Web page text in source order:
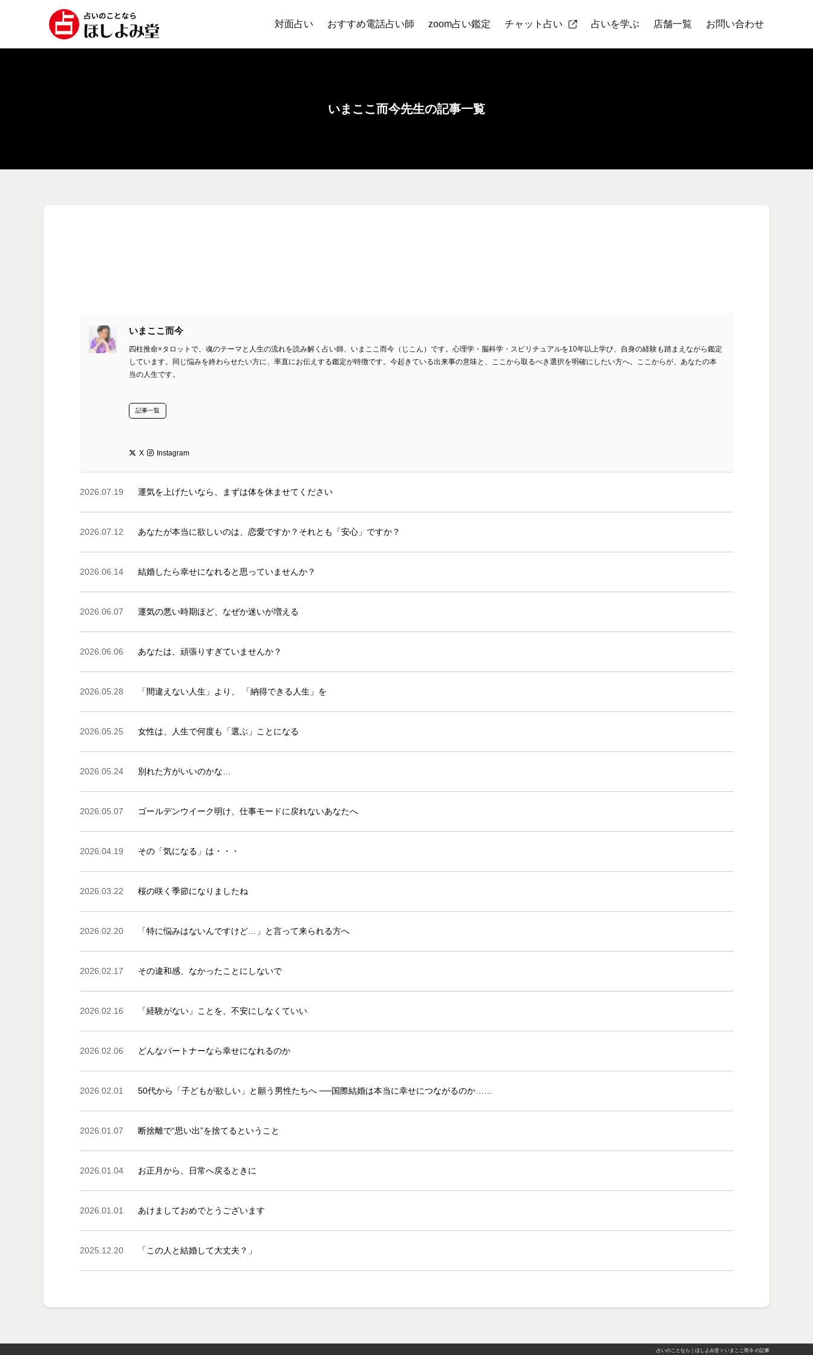
対面占い おすすめ電話占い師 zoom占い鑑定 チャット占い 占いを学ぶ 店舗一覧 お問い合わせ
いまここ而今先生の記事一覧
いまここ而今
四柱推命×タロットで、魂のテーマと人生の流れを読み解く占い師、いまここ而今（じこん）です。心理学・脳科学・スピリチュアルを10年以上学び、自身の経験も踏まえながら鑑定
しています。同じ悩みを終わらせたい方に、率直にお伝えする鑑定が特徴です。今起きている出来事の意味と、ここから取るべき選択を明確にしたい方へ。ここからが、あなたの本
当の人生です。
記事一覧
X Instagram
2026.07.19 運気を上げたいなら、まずは体を休ませてください
2026.07.12 あなたが本当に欲しいのは、恋愛ですか？それとも「安心」ですか？
2026.06.14 結婚したら幸せになれると思っていませんか？
2026.06.07 運気の悪い時期ほど、なぜか迷いが増える
2026.06.06 あなたは、頑張りすぎていませんか？
2026.05.28 「間違えない人生」より、 「納得できる人生」を
2026.05.25 女性は、人生で何度も「選ぶ」ことになる
2026.05.24 別れた方がいいのかな…
2026.05.07 ゴールデンウイーク明け、仕事モードに戻れないあなたへ
2026.04.19 その「気になる」は・・・
2026.03.22 桜の咲く季節になりましたね
2026.02.20 「特に悩みはないんですけど…」と言って来られる方へ
2026.02.17 その違和感、なかったことにしないで
2026.02.16 「経験がない」ことを、不安にしなくていい
2026.02.06 どんなパートナーなら幸せになれるのか
2026.02.01 50代から「子どもが欲しい」と願う男性たちへ ──国際結婚は本当に幸せにつながるのか……
2026.01.07 断捨離で“思い出”を捨てるということ
2026.01.04 お正月から、日常へ戻るときに
2026.01.01 あけましておめでとうございます
2025.12.20 「この人と結婚して大丈夫？」
占いのことなら｜ほしよみ堂 > いまここ而今 の記事